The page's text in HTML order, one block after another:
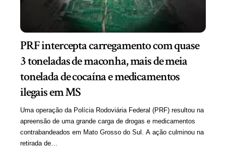
PRF intercepta carregamento com quase
3 toneladas de maconha, mais de meia
tonelada de cocaína e medicamentos
ilegais em MS
Uma operação da Polícia Rodoviária Federal (PRF) resultou na
apreensão de uma grande carga de drogas e medicamentos
contrabandeados em Mato Grosso do Sul. A ação culminou na
retirada de…